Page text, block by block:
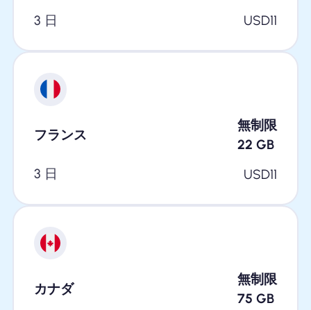
3 日
USD11
フランス
無制限
22 GB
3 日
USD11
カナダ
無制限
75 GB